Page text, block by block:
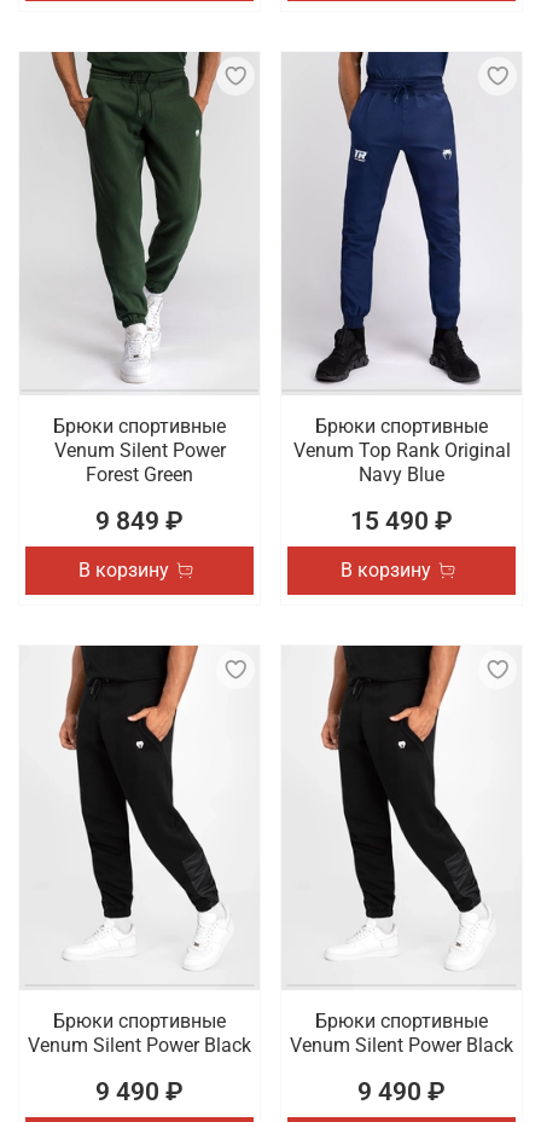
Брюки спортивные
Venum Silent Power
Forest Green
9 849 ₽
В корзину
Брюки спортивные
Venum Top Rank Original
Navy Blue
15 490 ₽
В корзину
Брюки спортивные
Venum Silent Power Black
9 490 ₽
Брюки спортивные
Venum Silent Power Black
9 490 ₽